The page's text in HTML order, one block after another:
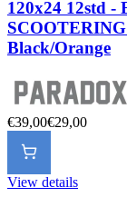
120x24 12std -
Black/Orange
€39,00€29,00
View details